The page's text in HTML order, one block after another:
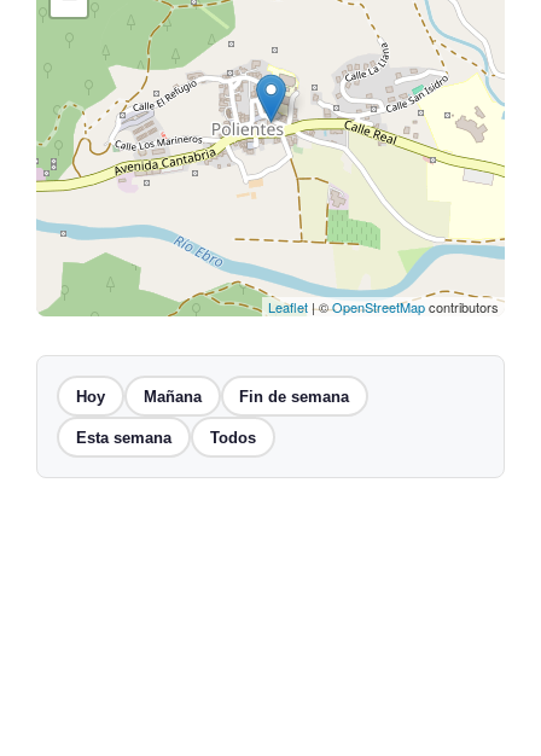
Leaflet| ©OpenStreetMapcontributors
Hoy Mañana Fin de semana
Esta semana Todos